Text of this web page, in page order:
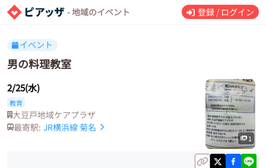
- 地域のイベント 登録 / ログイン
イベント
男の料理教室
2/25(水)
教育
大豆戸地域ケアプラザ
最寄駅: JR横浜線 菊名
1